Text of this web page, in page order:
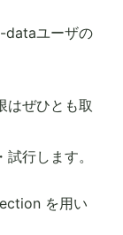
dataユーザの
はぜひとも取
行します。
を用い